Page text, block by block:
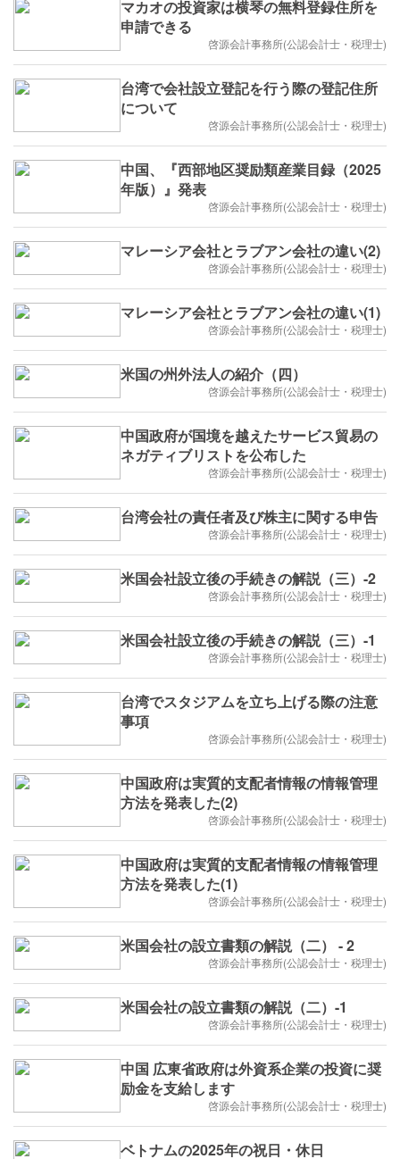
マカオの投資家は横琴の無料登録住所を
申請できる
啓源会計事務所(公認会計士・税理士)
台湾で会社設立登記を行う際の登記住所
について
啓源会計事務所(公認会計士・税理士)
中国、『西部地区奨励類産業目録（2025
年版）』発表
啓源会計事務所(公認会計士・税理士)
マレーシア会社とラブアン会社の違い(2)
啓源会計事務所(公認会計士・税理士)
マレーシア会社とラブアン会社の違い(1)
啓源会計事務所(公認会計士・税理士)
米国の州外法人の紹介（四）
啓源会計事務所(公認会計士・税理士)
中国政府が国境を越えたサービス貿易の
ネガティブリストを公布した
啓源会計事務所(公認会計士・税理士)
台湾会社の責任者及び株主に関する申告
啓源会計事務所(公認会計士・税理士)
米国会社設立後の手続きの解説（三）-2
啓源会計事務所(公認会計士・税理士)
米国会社設立後の手続きの解説（三）-1
啓源会計事務所(公認会計士・税理士)
台湾でスタジアムを立ち上げる際の注意
事項
啓源会計事務所(公認会計士・税理士)
中国政府は実質的支配者情報の情報管理
方法を発表した(2)
啓源会計事務所(公認会計士・税理士)
中国政府は実質的支配者情報の情報管理
方法を発表した(1)
啓源会計事務所(公認会計士・税理士)
米国会社の設立書類の解説（二） - 2
啓源会計事務所(公認会計士・税理士)
米国会社の設立書類の解説（二）-1
啓源会計事務所(公認会計士・税理士)
中国 広東省政府は外資系企業の投資に奨
励金を支給します
啓源会計事務所(公認会計士・税理士)
ベトナムの2025年の祝日・休日